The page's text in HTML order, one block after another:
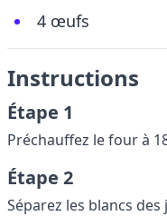
4 œufs
Instructions
Étape 1
Préchauffez le four à
Étape 2
Séparez les blancs